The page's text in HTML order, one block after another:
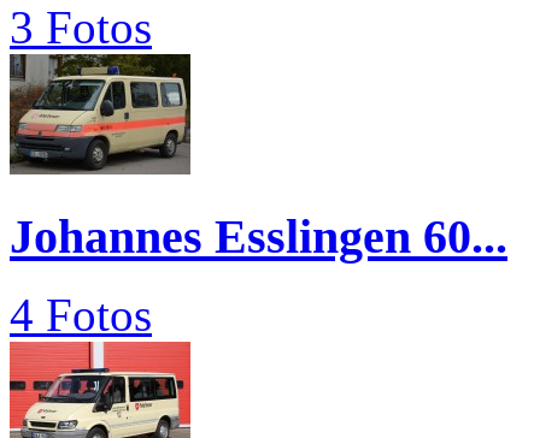
3 Fotos
Johannes Esslingen 60...
4 Fotos